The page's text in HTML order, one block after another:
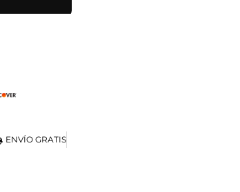
ENVÍO GRATIS